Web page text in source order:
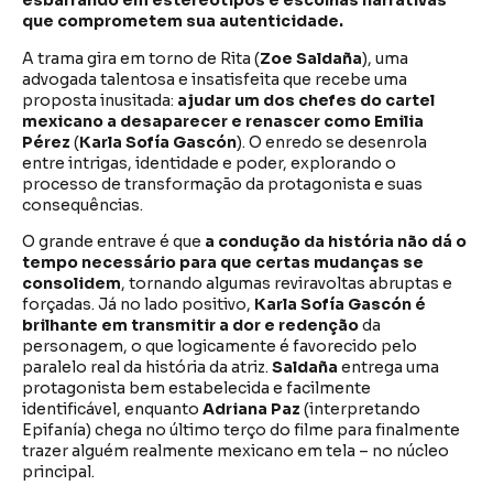
que comprometem sua autenticidade.
A trama gira em torno de Rita (Zoe Saldaña), uma
advogada talentosa e insatisfeita que recebe uma
proposta inusitada: ajudar um dos chefes do cartel
mexicano a desaparecer e renascer como Emilia
Pérez (Karla Sofía Gascón). O enredo se desenrola
entre intrigas, identidade e poder, explorando o
processo de transformação da protagonista e suas
consequências.
O grande entrave é que a condução da história não dá o
tempo necessário para que certas mudanças se
consolidem, tornando algumas reviravoltas abruptas e
forçadas. Já no lado positivo, Karla Sofía Gascón é
brilhante em transmitir a dor e redençãoda
personagem, o que logicamente é favorecido pelo
paralelo real da história da atriz. Saldaña entrega uma
protagonista bem estabelecida e facilmente
identificável, enquanto Adriana Paz (interpretando
Epifanía) chega no último terço do filme para finalmente
trazer alguém realmente mexicano em tela – no núcleo
principal.